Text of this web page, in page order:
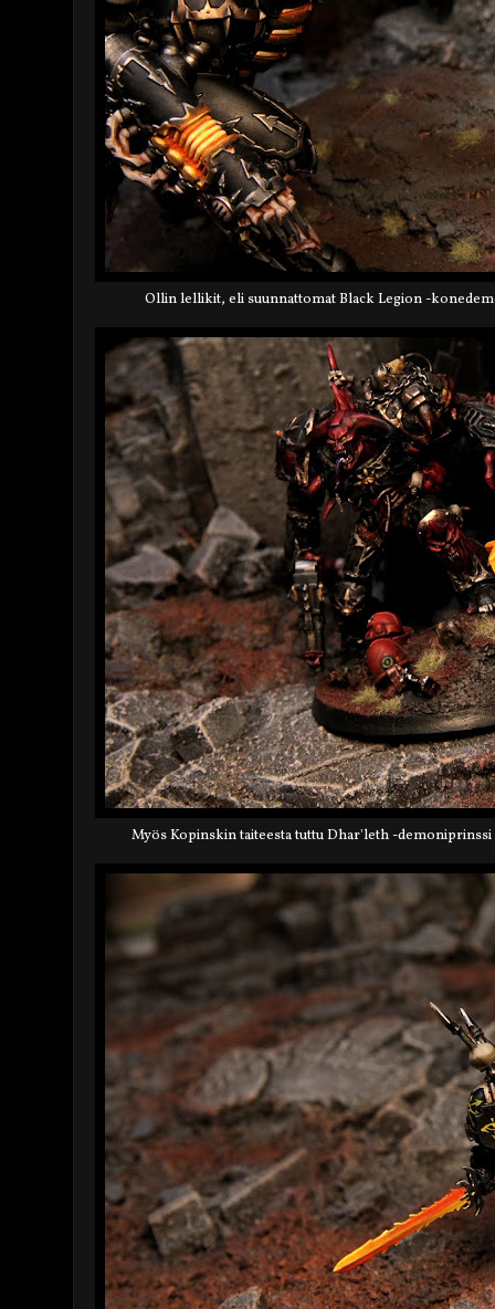
Ollin lellikit, eli suunnattomat Black Legion -
Myös Kopinskin taiteesta tuttu Dhar'leth -demoniprinssi